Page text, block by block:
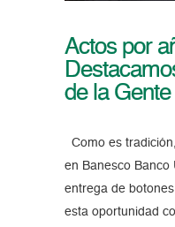
Actos por
de la
Como es
en Banesco Banco
entrega de
esta oportunidad